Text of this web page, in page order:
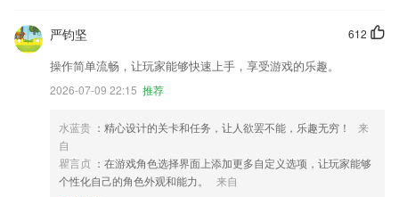
612
严钧坚
操作简单流畅，让玩家能够快速上手，享受游戏的乐趣。
2026-07-09 22:15 推荐
水蓝贵 ：精心设计的关卡和任务，让人欲罢不能，乐趣无穷！
来
自
瞿言贞 ：在游戏角色选择界面上添加更多自定义选项，让玩家能够
个性化自己的角色外观和能力。
来自